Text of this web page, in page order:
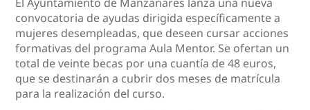
convocatoria de ayudas dirigida específicamente a
mujeres desempleadas, que deseen cursar acciones
formativas del programa Aula Mentor. Se ofertan un
total de veinte becas por una cuantía de 48 euros,
que se destinarán a cubrir dos meses de matrícula
para la realización del curso.